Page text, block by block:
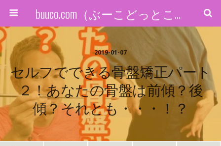
buuco.com（ぶーこどっとこむ）
2019-01-07
セルフでできる骨盤矯正パート
２！あなたの骨盤は前傾？後
傾？それとも・・・！？